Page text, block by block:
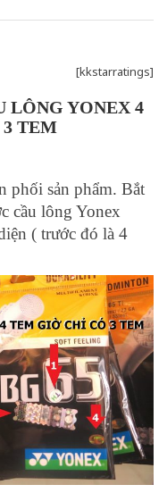
[kkstarratings]
LÔNG YONEX 4
TEM
phối sản phẩm. Bắt
cầu lông Yonex
( trước đó là 4